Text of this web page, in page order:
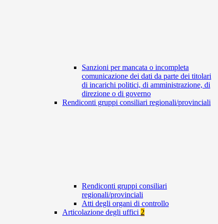
Sanzioni per mancata o incompleta
comunicazione dei dati da parte dei titolari
di incarichi politici, di amministrazione, di
direzione o di governo
Rendiconti gruppi consiliari regionali/provinciali
Rendiconti gruppi consiliari
regionali/provinciali
Atti degli organi di controllo
Articolazione degli uffici 2